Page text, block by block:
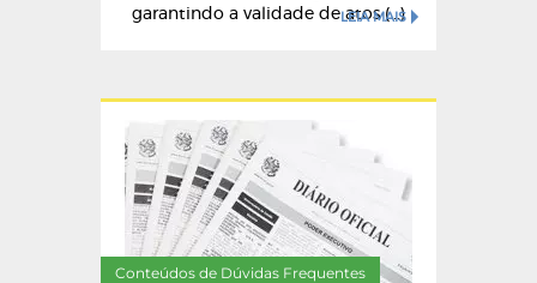
garantindo a validade de atos (...)
LEIA MAIS
Conteúdos de Dúvidas Frequentes